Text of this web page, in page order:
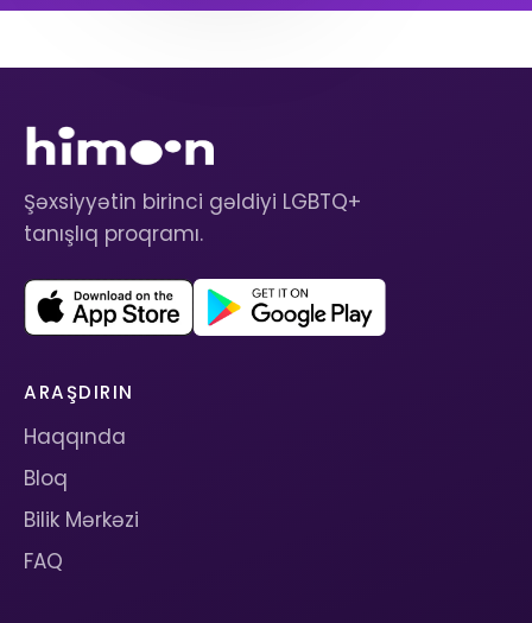
Şəxsiyyətin birinci gəldiyi LGBTQ+
tanışlıq proqramı.
ARAŞDIRIN
Haqqında
Bloq
Bilik Mərkəzi
FAQ